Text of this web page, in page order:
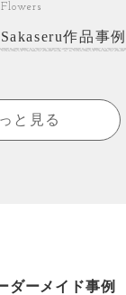
Flowers
作品事例
と見る
ダーメイド事例